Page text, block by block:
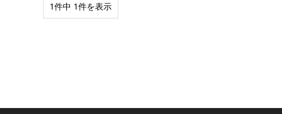
1件中 1件を表示